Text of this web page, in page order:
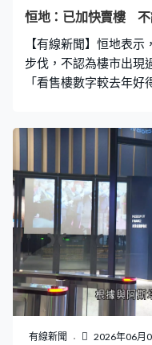
恒地：已加快賣樓 不
【有線新聞】恒地表
步伐，不認為樓市出現
「看售樓數字較去年
有5至10%的上升機會
Henderson出租率達
租率亦超過七成；民生
指出五一假期期間，
心。
有線新聞 2026年06月